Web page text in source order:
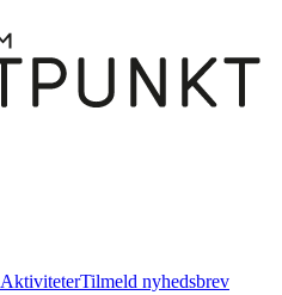
AktiviteterTilmeld nyhedsbrev